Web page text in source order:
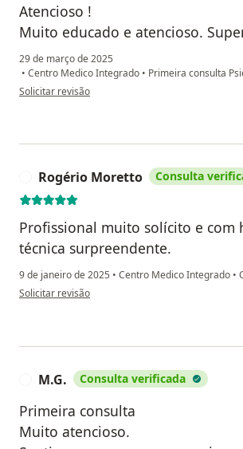
Atencioso !
Muito educado e atencioso.
29 de março de 2025
• Centro Medico Integrado • Primeira consulta
na opinião do utilizador F F
Solicitar revisão
Rogério Moretto Consulta
Profissional muito solícito e com
técnica surpreendente.
9 de janeiro de 2025 • Centro Medico Integrado •
na opinião do utilizador Rogério Moretto
Solicitar revisão
M.G. Consulta verificada
Primeira consulta
Muito atencioso.